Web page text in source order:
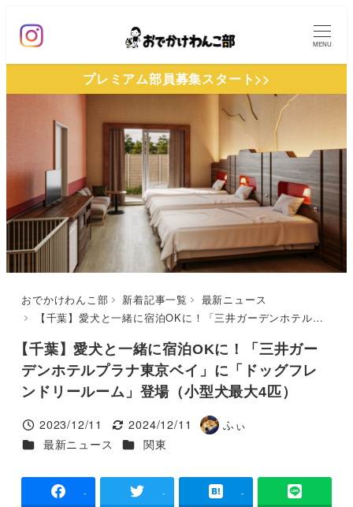
ン
ツ
移
MENU
プレミアム部員募集スタート>>
おでかけわんこ部 新着記事一覧
最新ニュース
【千葉】愛犬と一緒に宿泊OKに！「三井ガーデンホテルプラナ東京ベイ」に「ドッグフレンドリールーム」登場（小型犬最大4匹）
【千葉】愛犬と一緒に宿泊OKに！「三井ガー
デンホテルプラナ東京ベイ」に「ドッグフレ
ンドリールーム」登場（小型犬最大4匹）
投稿日
2023/12/11
更新日
2024/12/11
著
ふぃ
カテゴリー
最新ニュース カテゴリー
関東
- - -